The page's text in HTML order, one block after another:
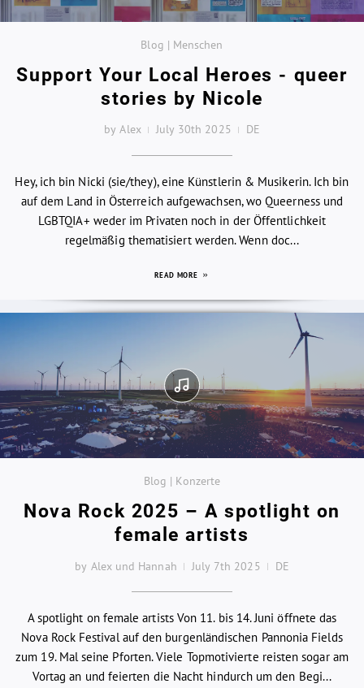
Blog | Menschen
Support Your Local Heroes - queer
stories by Nicole
by Alex July 30th 2025 DE
Hey, ich bin Nicki (sie/they), eine Künstlerin & Musikerin. Ich bin
auf dem Land in Österreich aufgewachsen, wo Queerness und
LGBTQIA+ weder im Privaten noch in der Öffentlichkeit
regelmäßig thematisiert werden. Wenn doc...
READ MORE
Blog | Konzerte
Nova Rock 2025 – A spotlight on
female artists
by Alex und Hannah July 7th 2025 DE
A spotlight on female artists Von 11. bis 14. Juni öffnete das
Nova Rock Festival auf den burgenländischen Pannonia Fields
zum 19. Mal seine Pforten. Viele Topmotivierte reisten sogar am
Vortag an und feierten die Nacht hindurch um den Begi...